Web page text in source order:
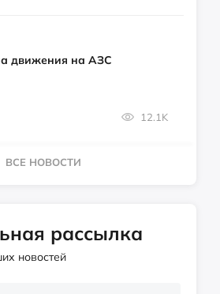
движения на АЗС
12.1K
ВСЕ НОВОСТИ
рассылка
новостей